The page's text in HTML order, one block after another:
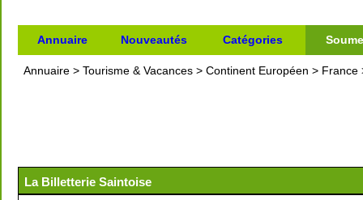
Annuaire Nouveautés Catégories
Annuaire > Tourisme & Vacances > Continent Européen > France
La Billetterie Saintoise